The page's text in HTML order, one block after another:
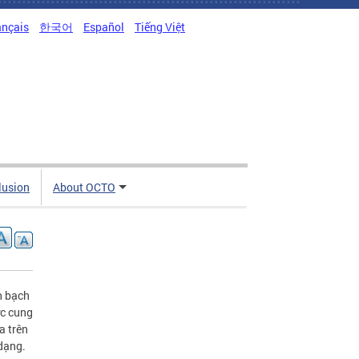
한국어 Español Tiếng Việt
About OCTO
bạch
cung
trên